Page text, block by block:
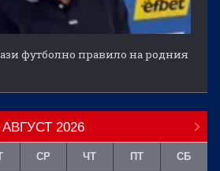
футболно правило на родния
АВГУСТ 2026
СР ЧТ ПТ СБ